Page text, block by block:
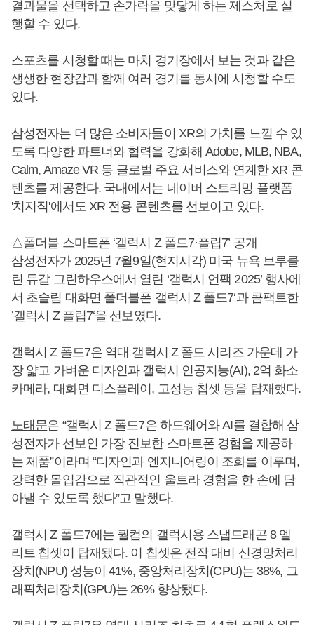
결과물을 선택하고 손가락을 맞닿게 하는 제스처로 실
행할 수 있다.
스포츠를 시청할 때는 마치 경기장에서 보는 것과 같은
생생한 현장감과 함께 여러 경기를 동시에 시청할 수도
있다.
삼성전자는 더 많은 소비자들이 XR의 가치를 느낄 수 있
도록 다양한 파트너와 협력을 강화해 Adobe, MLB, NBA,
Calm, Amaze VR 등 글로벌 주요 서비스와 연계한 XR 콘
텐츠를 제공한다. 국내에서는 네이버 스트리밍 플랫폼
'치지직'에서도 XR 전용 콘텐츠를 선보이고 있다.
△폴더블 스마트폰 ‘갤럭시 Z 폴드7·플립7’ 공개
삼성전자가 2025년 7월9일(현지시각) 미국 뉴욕 브루클
린 듀갈 그린하우스에서 열린 ‘갤럭시 언팩 2025’ 행사에
서 초슬림 대화면 폴더블폰 갤럭시 Z 폴드7‘과 콤팩트한
’갤럭시 Z 플립7‘을 선보였다.
갤럭시 Z 폴드7은 역대 갤럭시 Z 폴드 시리즈 가운데 가
장 얇고 가벼운 디자인과 갤럭시 인공지능(AI), 2억 화소
카메라, 대화면 디스플레이, 고성능 칩셋 등을 탑재했다.
노태문은 “갤럭시 Z 폴드7은 하드웨어와 AI를 결합해 삼
성전자가 선보인 가장 진보한 스마트폰 경험을 제공하
는 제품”이라며 “디자인과 엔지니어링이 조화를 이루며,
강력한 몰입감으로 직관적인 울트라 경험을 한 손에 담
아낼 수 있도록 했다”고 말했다.
갤럭시 Z 폴드7에는 퀄컴의 갤럭시용 스냅드래곤 8 엘
리트 칩셋이 탑재됐다. 이 칩셋은 전작 대비 신경망처리
장치(NPU) 성능이 41%, 중앙처리장치(CPU)는 38%, 그
래픽처리장치(GPU)는 26% 향상됐다.